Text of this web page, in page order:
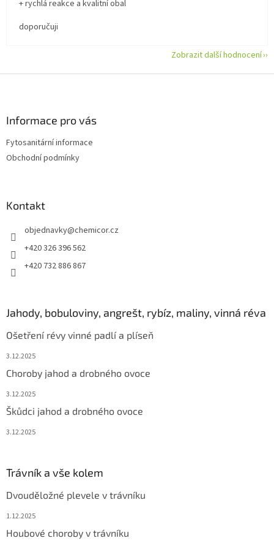
+ rychlá reakce a kvalitní obal
doporučuji
Zobrazit další hodnocení
Informace pro vás
Fytosanitární informace
Obchodní podmínky
Kontakt
objednavky@chemicor.cz
+420 326 396 562
+420 732 886 867
Jahody, bobuloviny, angrešt, rybíz, maliny, vinná réva
Ošetření révy vinné padlí a plíseň
3.12.2025
Choroby jahod a drobného ovoce
3.12.2025
Škůdci jahod a drobného ovoce
3.12.2025
Trávník a vše kolem
Dvouděložné plevele v trávníku
1.12.2025
Houbové choroby v trávníku